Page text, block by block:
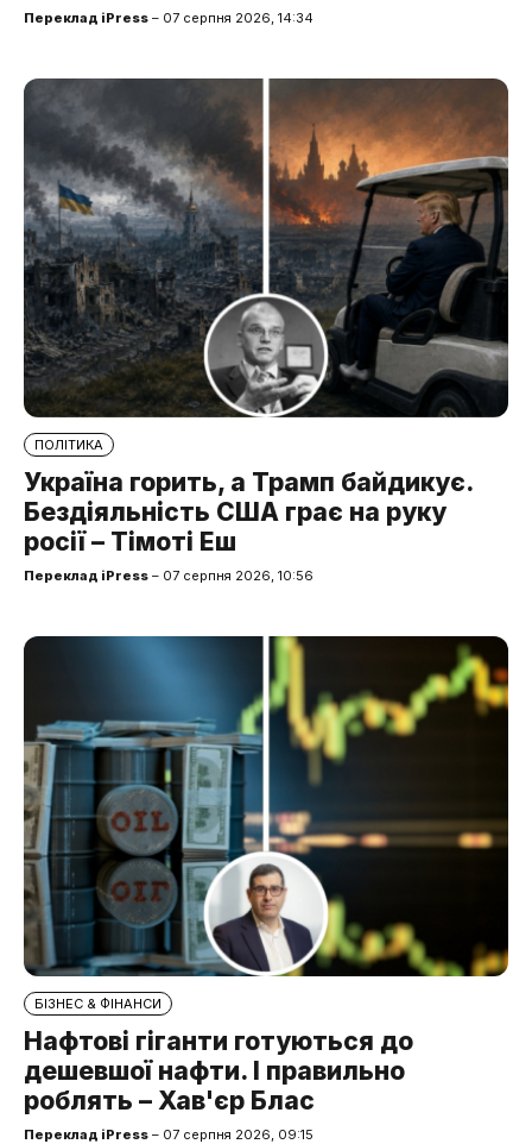
Переклад iPress – 07 серпня 2026, 14:34
ПОЛІТИКА
Україна горить, а Трамп байдикує.
Бездіяльність США грає на руку
росії – Тімоті Еш
Переклад iPress – 07 серпня 2026, 10:56
БІЗНЕС & ФІНАНСИ
Нафтові гіганти готуються до
дешевшої нафти. І правильно
роблять – Хав'єр Блас
Переклад iPress – 07 серпня 2026, 09:15